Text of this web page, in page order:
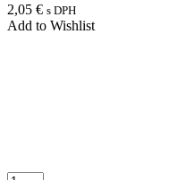
2,05 € s DPH
Add to Wishlist